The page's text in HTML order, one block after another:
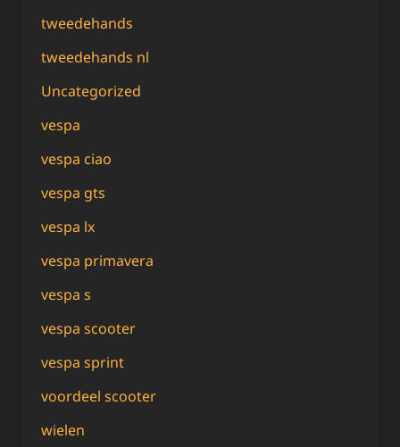
tweedehands
tweedehands nl
Uncategorized
vespa
vespa ciao
vespa gts
vespa lx
vespa primavera
vespa s
vespa scooter
vespa sprint
voordeel scooter
wielen